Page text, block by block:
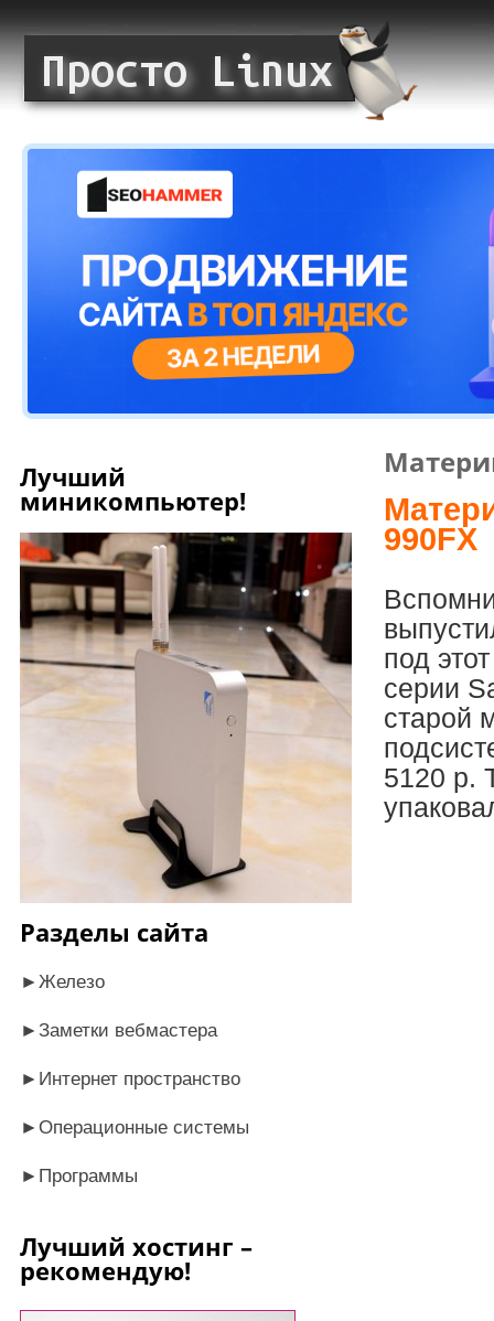
990FX
под
серии
старой
5120 р.
Лучший
миникомпьютер!
Разделы сайта
► Железо
► Заметки вебмастера
► Интернет пространство
► Операционные системы
► Программы
Лучший хостинг –
рекомендую!